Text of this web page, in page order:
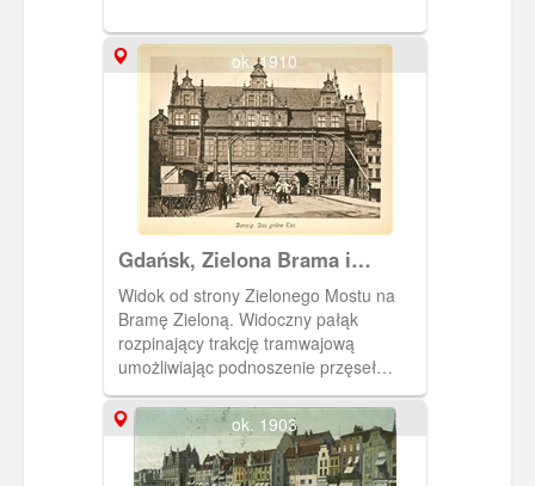
wydawnictwo Stengel &Co., G.m.b.H,
Dresden. Okładka albumu tekturowa,
kolor bordo. Na okładce znajduje się
napis Gdańsk, dane wydawcy i
ozdobne, secesyjne motywy roślinne.
ok. 1910
Gdańsk, Zielona Brama i
Zielony Most
Widok od strony Zielonego Mostu na
Bramę Zieloną. Widoczny pałąk
rozpinający trakcję tramwajową
umożliwiając podnoszenie przęseł
Mostu Zielonego.Fotografia pochodzi z
albumu "Danzig und Umgebung in
Bildern".
ok. 1903